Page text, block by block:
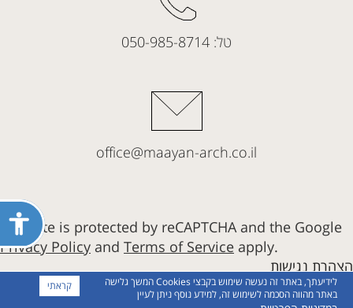
טל: 050-985-8714
office@maayan-arch.co.il
This site is protected by reCAPTCHA and the Google
Privacy Policy and Terms of Service apply.
הצהרת נגישות
קראתי
לידיעתך, באתר זה נעשה שימוש בקבצי Cookies המשך גלישה
באתר מהווה הסכמה לשימוש זה, למידע נוסף ניתן לעיין
פתח
תפריט
נגישות